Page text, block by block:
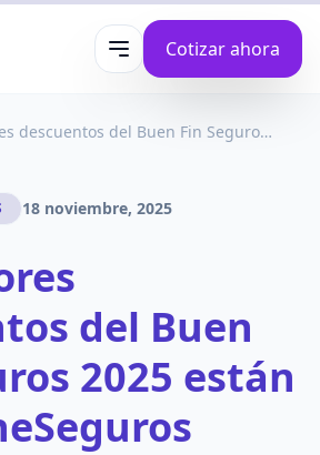
Abrir menúCotizar ahora
Los mejores descuentos del Buen Fin Seguros 2025 están en OnlineSeguros
18 noviembre, 2025
del Buen
2025 están